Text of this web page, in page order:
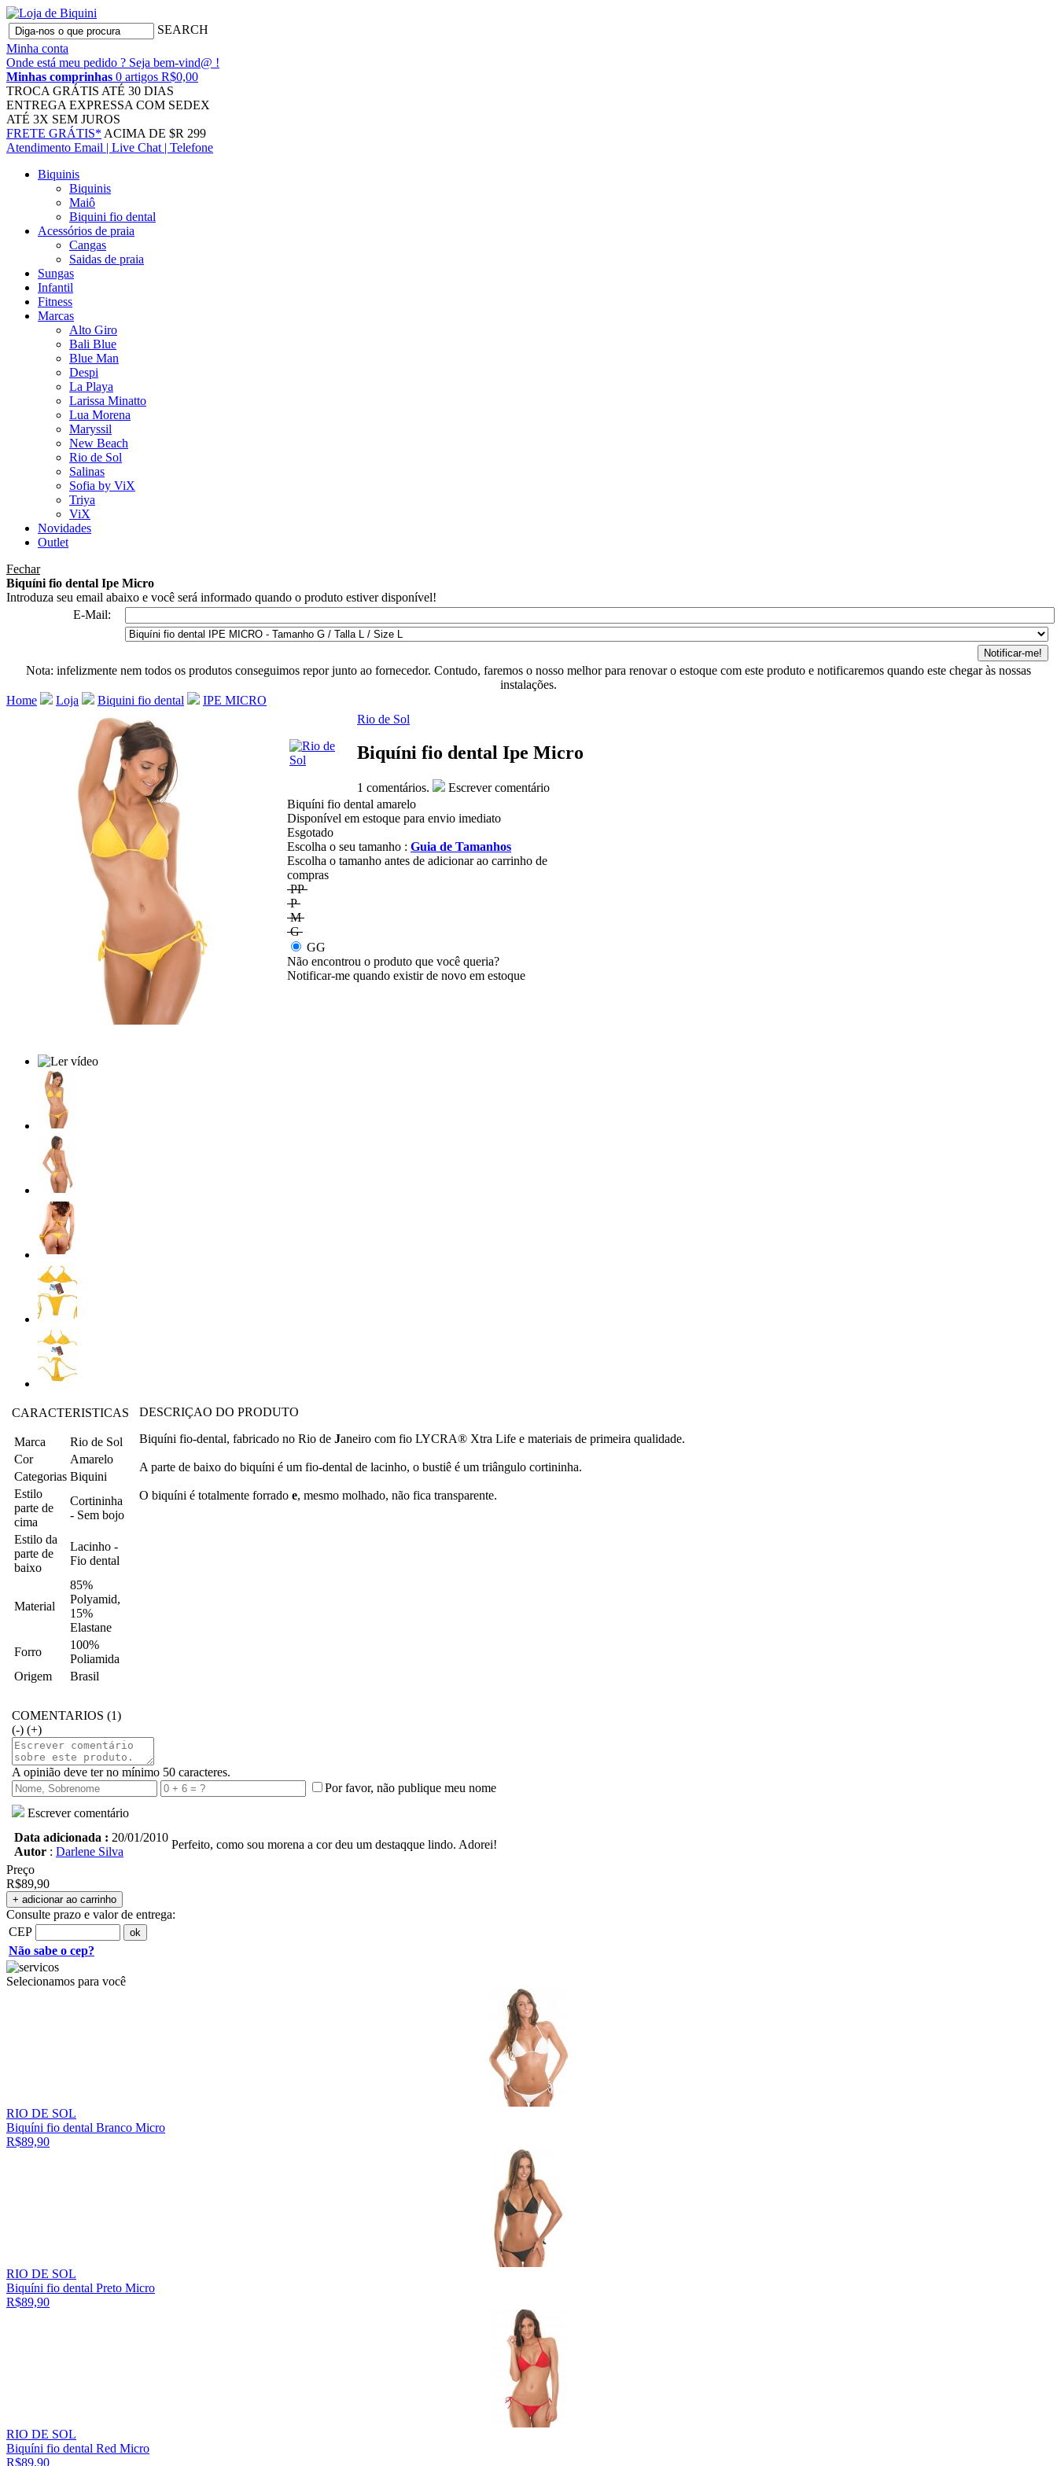
SEARCH
Minha conta
Onde está meu pedido ? Seja bem-vind@ !
Minhas comprinhas 0 artigos R$0,00
TROCA GRÁTIS ATÉ 30 DIAS
ENTREGA EXPRESSA COM SEDEX
ATÉ 3X SEM JUROS
FRETE GRÁTIS* ACIMA DE $R 299
Atendimento Email | Live Chat | Telefone
Biquinis
Biquinis
Maiô
Biquini fio dental
Acessórios de praia
Cangas
Saidas de praia
Sungas
Infantil
Fitness
Marcas
Alto Giro
Bali Blue
Blue Man
Despi
La Playa
Larissa Minatto
Lua Morena
Maryssil
New Beach
Rio de Sol
Salinas
Sofia by ViX
Triya
ViX
Novidades
Outlet
Fechar
Biquíni fio dental Ipe Micro
Introduza seu email abaixo e você será informado quando o produto estiver disponível!
E-Mail:
Nota: infelizmente nem todos os produtos conseguimos repor junto ao fornecedor. Contudo, faremos o nosso melhor para renovar o estoque com este produto e notificaremos quando este chegar às nossas
instalações.
Home
Loja Biquini fio dental
IPE MICRO
Rio de Sol
Biquíni fio dental Ipe Micro
1 comentários.
Escrever comentário
Biquíni fio dental amarelo
Disponível em estoque para envio imediato
Esgotado
Escolha o seu tamanho : Guia de Tamanhos
Escolha o tamanho antes de adicionar ao carrinho de
compras
PP
P
M
G
GG
Não encontrou o produto que você queria?
Notificar-me quando existir de novo em estoque
CARACTERISTICAS
Marca
Rio de Sol
Cor
Amarelo
Categorias Biquini
Estilo
parte de
cima
Cortininha
- Sem bojo
Estilo da
parte de
baixo
Lacinho -
Fio dental
Material
85%
Polyamid,
15%
Elastane
Forro
100%
Poliamida
Origem
Brasil
DESCRIÇAO DO PRODUTO
Biquíni fio-dental, fabricado no Rio de Janeiro com fio LYCRA® Xtra Life e materiais de primeira qualidade.
A parte de baixo do biquíni é um fio-dental de lacinho, o bustiê é um triângulo cortininha.
O biquíni é totalmente forrado e, mesmo molhado, não fica transparente.
COMENTARIOS (1)
(-) (+)
A opinião deve ter no mínimo 50 caracteres.
Por favor, não publique meu nome
Escrever comentário
Data adicionada : 20/01/2010
Autor : Darlene Silva
Perfeito, como sou morena a cor deu um destaqque lindo. Adorei!
Preço
R$89,90
Consulte prazo e valor de entrega:
CEP
Não sabe o cep?
Selecionamos para você
RIO DE SOL
Biquíni fio dental Branco Micro
R$89,90
RIO DE SOL
Biquíni fio dental Preto Micro
R$89,90
RIO DE SOL
Biquíni fio dental Red Micro
R$89,90